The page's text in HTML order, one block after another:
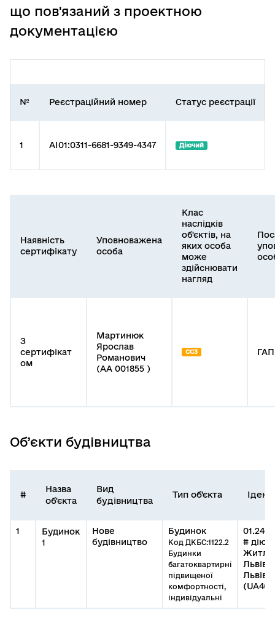
що пов'язаний з проектною
документацією
№ Реєстраційний номер Статус реєстрації
1 AI01:0311-6681-9349-4347 Діючий
Наявність
сертифікату
Уповноважена
особа
Клас
наслідків
об'єктів, на
яких особа
може
здійснювати
нагляд
З
сертифікат
ом
Мартинюк
Ярослав
Романович
(АА 001855 )
СС3 ГАП
Об’єкти будівництва
#
Назва
об'єкта
Вид
будівництва
Тип об'єкта
1
Будинок
1
Нове
будівництво
Будинок
Код ДКБС:1122.2
Будинки
багатоквартирні
підвищеної
комфортності,
індивідуальні
#